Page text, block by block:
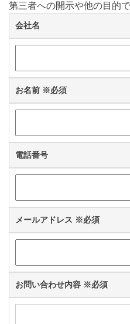
第三者への開示や他の目的
会社名
お名前 ※必須
電話番号
メールアドレス ※必須
お問い合わせ内容 ※必須